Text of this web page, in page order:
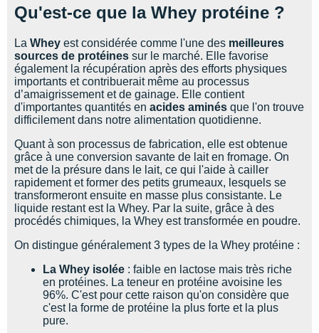
Qu'est-ce que la Whey protéine ?
La Whey est considérée comme l'une des meilleures
sources de protéines sur le marché. Elle favorise
également la récupération après des efforts physiques
importants et contribuerait même au processus
d’amaigrissement et de gainage. Elle contient
d'importantes quantités en acides aminés que l'on trouve
difficilement dans notre alimentation quotidienne.
Quant à son processus de fabrication, elle est obtenue
grâce à une conversion savante de lait en fromage. On
met de la présure dans le lait, ce qui l'aide à cailler
rapidement et former des petits grumeaux, lesquels se
transformeront ensuite en masse plus consistante. Le
liquide restant est la Whey. Par la suite, grâce à des
procédés chimiques, la Whey est transformée en poudre.
On distingue généralement 3 types de la Whey protéine :
La Whey isolée : faible en lactose mais très riche
en protéines. La teneur en protéine avoisine les
96%. C'est pour cette raison qu'on considère que
c'est la forme de protéine la plus forte et la plus
pure.